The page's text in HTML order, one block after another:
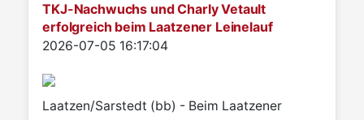
TKJ-Nachwuchs und Charly Vetault
erfolgreich beim Laatzener Leinelauf
Details
2026-07-05 16:17:04
Laatzen/Sarstedt (bb) - Beim Laatzener